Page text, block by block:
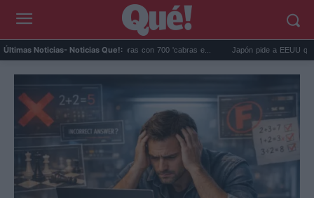
Últimas Noticias- Noticias Que!:
eliminó 140.000 cabras con 700 'cabras e... Japón pide a EEUU que deje de